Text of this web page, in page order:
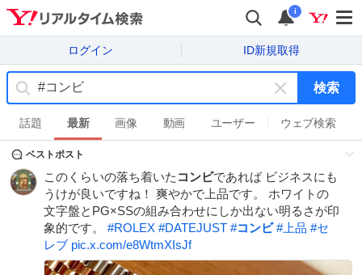
i
ログイン ID新規取得
キ
ー
ワ
ド
を
消
す
検索
話題 最新 画像 動画 ユーザー ウェブ検索
ベストポスト
このくらいの落ち着いた コンビであれば ビジネスにも
うけが良いですね！ 爽やかで上品です。 ホワイトの
文字盤とPG×SSの組み合わせにしか出ない明るさが印
象的です。 #ROLEX #DATEJUST #コンビ #上品 #セ
レブ pic.x.com/e8WtmXIsJf